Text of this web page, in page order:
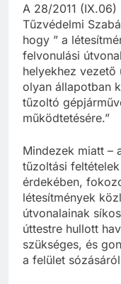
A 28/2011
Tűzvédelmi
hogy ” a
felvonulási
helyekhez vezető
olyan állapotban
tűzoltó
működtetésére.”
Mindezek miatt –
tűzoltási
érdekében,
létesítmények
útvonalainak
úttestre hullott
szükséges, és
a felület